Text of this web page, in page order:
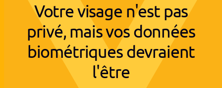
Votre visage n'est pas
privé, mais vos données
biométriques devraient
l'être